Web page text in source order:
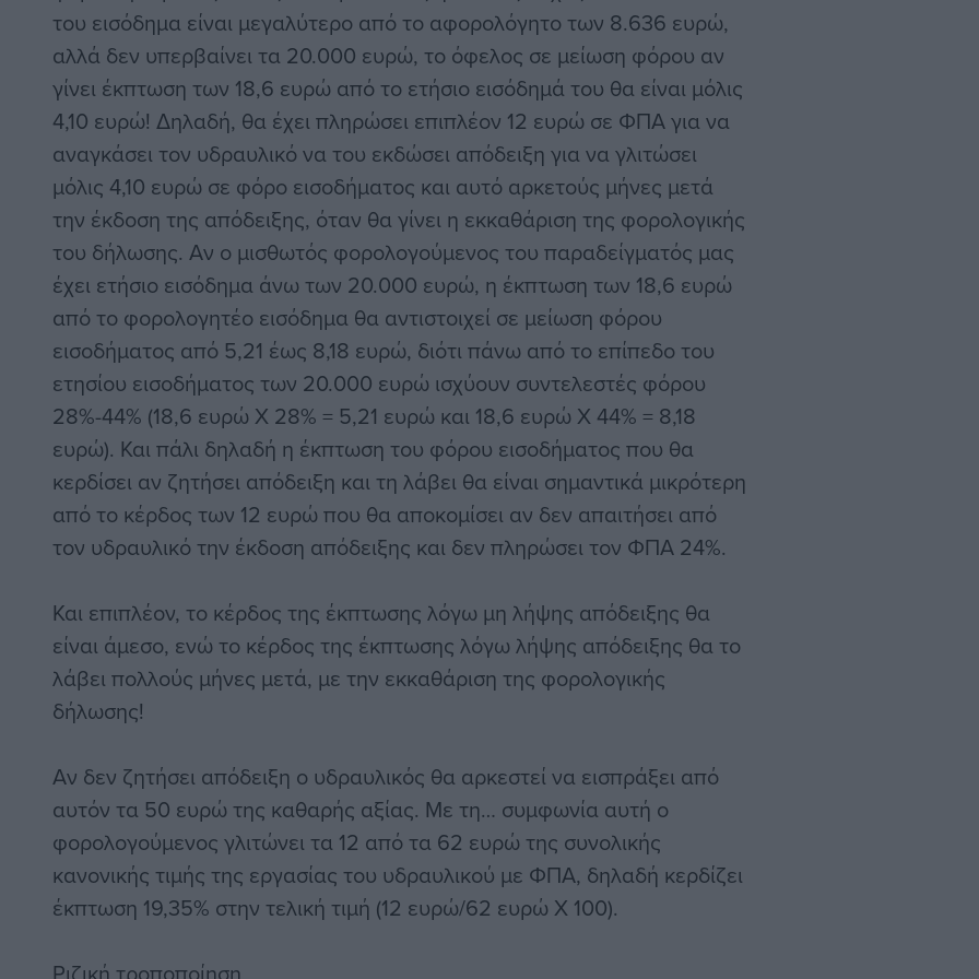
του εισόδημα είναι μεγαλύτερο από το αφορολόγητο των 8.636 ευρώ,
αλλά δεν υπερβαίνει τα 20.000 ευρώ, το όφελος σε μείωση φόρου αν
γίνει έκπτωση των 18,6 ευρώ από το ετήσιο εισόδημά του θα είναι μόλις
4,10 ευρώ! Δηλαδή, θα έχει πληρώσει επιπλέον 12 ευρώ σε ΦΠΑ για να
αναγκάσει τον υδραυλικό να του εκδώσει απόδειξη για να γλιτώσει
μόλις 4,10 ευρώ σε φόρο εισοδήματος και αυτό αρκετούς μήνες μετά
την έκδοση της απόδειξης, όταν θα γίνει η εκκαθάριση της φορολογικής
του δήλωσης. Αν ο μισθωτός φορολογούμενος του παραδείγματός μας
έχει ετήσιο εισόδημα άνω των 20.000 ευρώ, η έκπτωση των 18,6 ευρώ
από το φορολογητέο εισόδημα θα αντιστοιχεί σε μείωση φόρου
εισοδήματος από 5,21 έως 8,18 ευρώ, διότι πάνω από το επίπεδο του
ετησίου εισοδήματος των 20.000 ευρώ ισχύουν συντελεστές φόρου
28%-44% (18,6 ευρώ Χ 28% = 5,21 ευρώ και 18,6 ευρώ Χ 44% = 8,18
ευρώ). Και πάλι δηλαδή η έκπτωση του φόρου εισοδήματος που θα
κερδίσει αν ζητήσει απόδειξη και τη λάβει θα είναι σημαντικά μικρότερη
από το κέρδος των 12 ευρώ που θα αποκομίσει αν δεν απαιτήσει από
τον υδραυλικό την έκδοση απόδειξης και δεν πληρώσει τον ΦΠΑ 24%.
Και επιπλέον, το κέρδος της έκπτωσης λόγω μη λήψης απόδειξης θα
είναι άμεσο, ενώ το κέρδος της έκπτωσης λόγω λήψης απόδειξης θα το
λάβει πολλούς μήνες μετά, με την εκκαθάριση της φορολογικής
δήλωσης!
Αν δεν ζητήσει απόδειξη ο υδραυλικός θα αρκεστεί να εισπράξει από
αυτόν τα 50 ευρώ της καθαρής αξίας. Με τη… συμφωνία αυτή ο
φορολογούμενος γλιτώνει τα 12 από τα 62 ευρώ της συνολικής
κανονικής τιμής της εργασίας του υδραυλικού με ΦΠΑ, δηλαδή κερδίζει
έκπτωση 19,35% στην τελική τιμή (12 ευρώ/62 ευρώ Χ 100).